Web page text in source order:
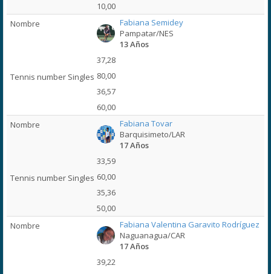
10,00
Fabiana Semidey
Pampatar/NES
13 Años
37,28
80,00
36,57
60,00
Fabiana Tovar
Barquisimeto/LAR
17 Años
33,59
60,00
35,36
50,00
Fabiana Valentina Garavito Rodríguez
Naguanagua/CAR
17 Años
39,22